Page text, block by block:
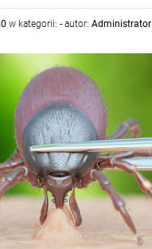
w kategorii: - autor: Administrator